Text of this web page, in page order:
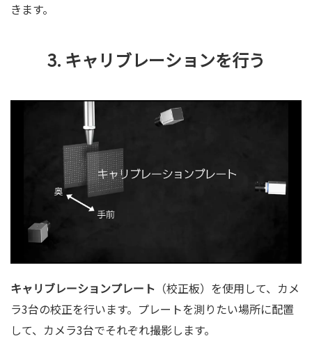
きます。
3. キャリブレーションを行う
キャリブレーションプレート （校正板）を使用して、カメ
ラ3台の校正を行います。プレートを測りたい場所に配置
して、カメラ3台でそれぞれ撮影します。